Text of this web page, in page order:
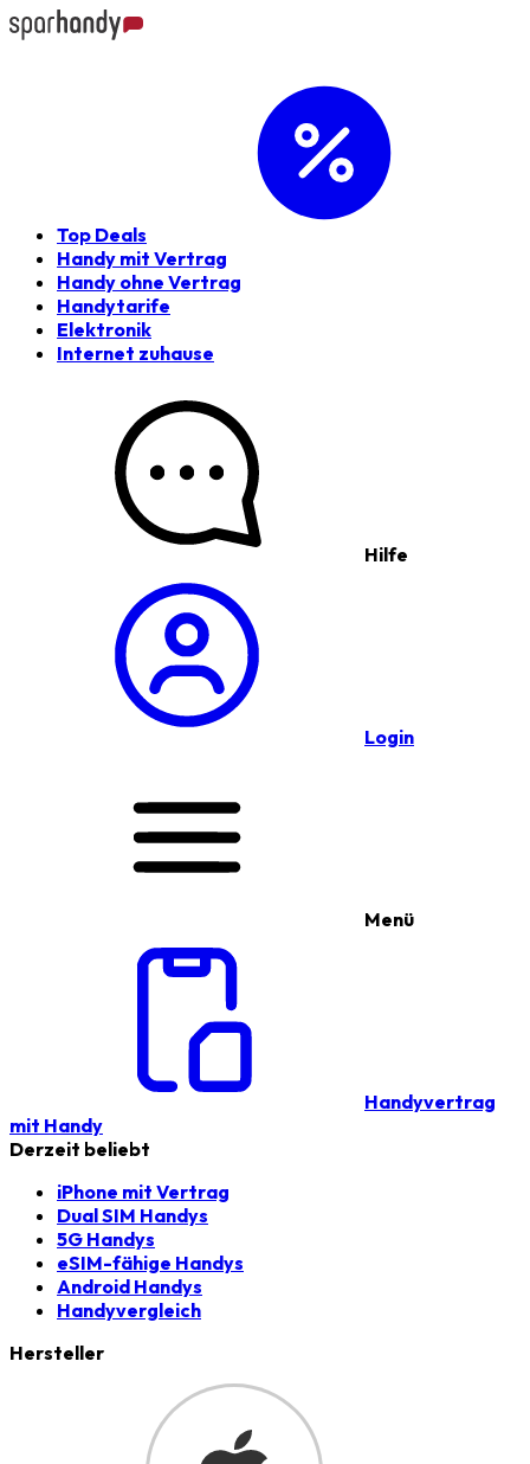
Top Deals
Handy mit Vertrag
Handy ohne Vertrag
Handytarife
Elektronik
Internet zuhause
Hilfe
Login
Menü
Handyvertrag
mit Handy
Derzeit beliebt
iPhone mit Vertrag
Dual SIM Handys
5G Handys
eSIM-fähige Handys
Android Handys
Handyvergleich
Hersteller